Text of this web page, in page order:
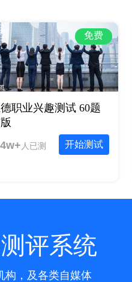
免费
职业兴趣测试 60题
开始测试
人已测
评系统
构，及各类自媒体